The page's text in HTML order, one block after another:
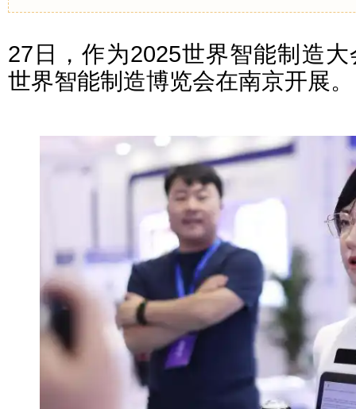
27日，作为2025世界智能制造
世界智能制造博览会在南京开展。